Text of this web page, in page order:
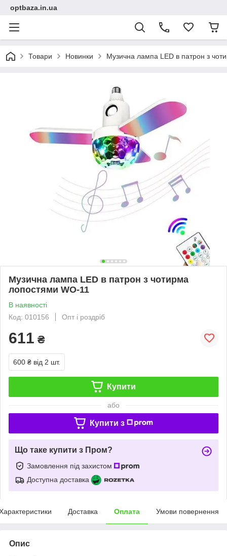
optbaza.in.ua
Товари Новинки Музична лампа LED в патрон з
Музична лампа LED в патрон з чотирма
лопостями WO-11
В наявності
Код: 010156
Опт і роздріб
611 ₴
600 ₴ від 2 шт.
Купити
або
Купити з
Що таке купити з Пром?
Замовлення під захистом
Доступна доставка
Доставка Оплата Умови повернення
Опис